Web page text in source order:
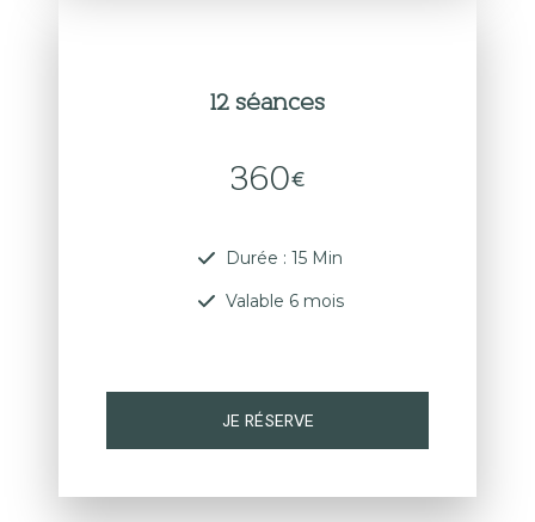
12 séances
360€
Durée : 15 Min
Valable 6 mois
JE RÉSERVE